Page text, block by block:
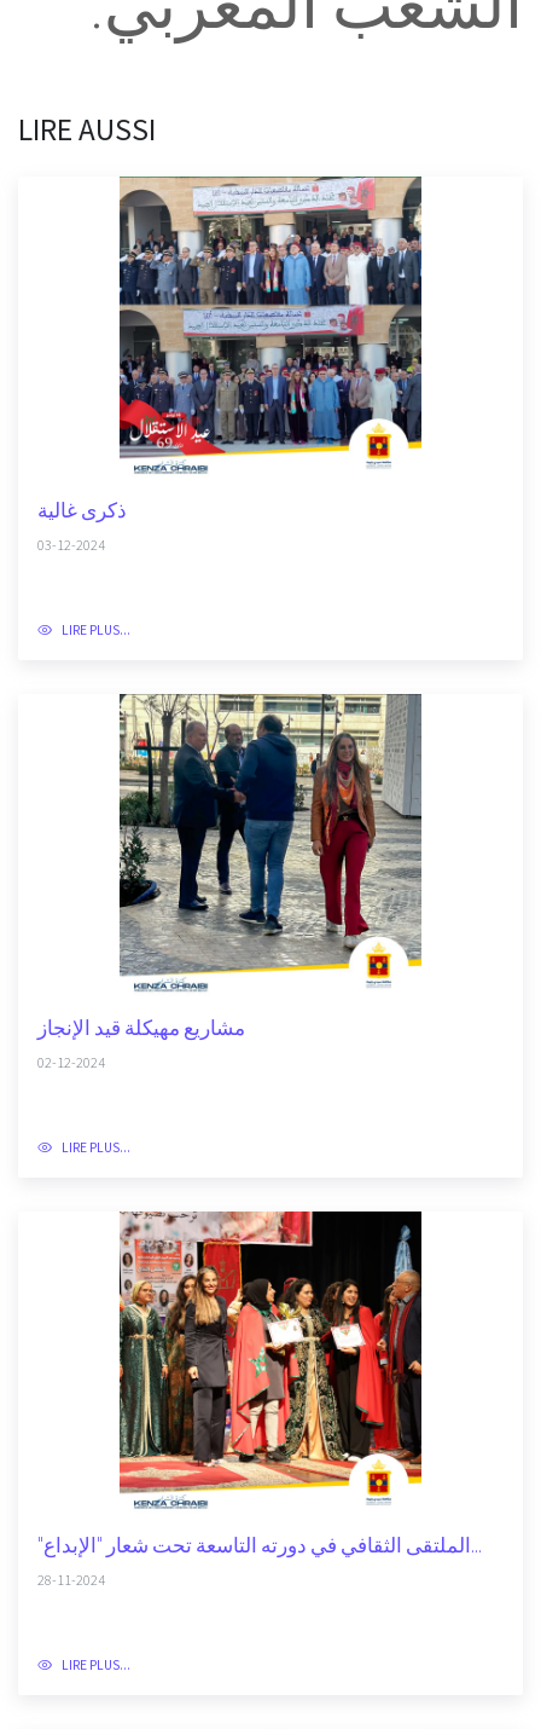
LIRE AUSSI
ذكرى غالية
03-12-2024
LIRE PLUS...
مشاريع مهيكلة قيد الإنجاز
02-12-2024
LIRE PLUS...
"الملتقى الثقافي في دورته التاسعة تحت شعار "الإبداع...
28-11-2024
LIRE PLUS...